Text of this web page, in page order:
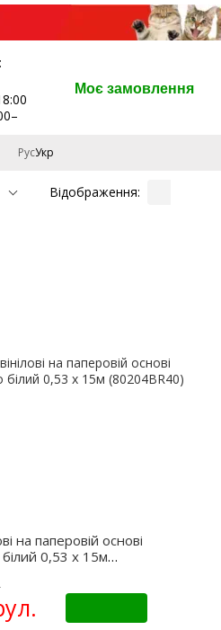
Моє замовлення
РусУкр
Відображення:
на паперовій основі
0,53 х 15м